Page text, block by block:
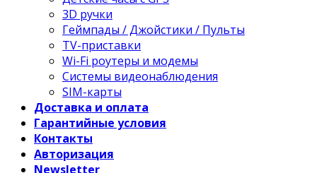
3D ручки
Геймпады / Джойстики / Пульты
TV-приставки
Wi-Fi роутеры и модемы
Системы видеонаблюдения
SIM-карты
Доставка и оплата
Гарантийные условия
Контакты
Авторизация
Newsletter